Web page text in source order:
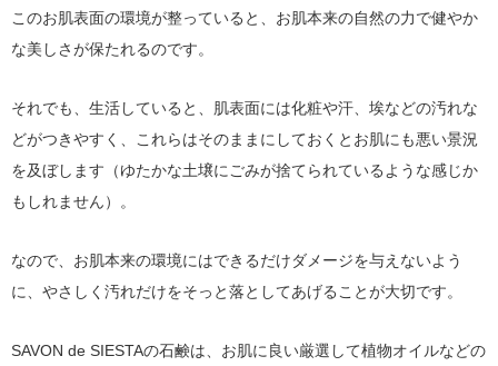
このお肌表面の環境が整っていると、お肌本来の自然の力で健やか
な美しさが保たれるのです。
それでも、生活していると、肌表面には化粧や汗、埃などの汚れな
どがつきやすく、これらはそのままにしておくとお肌にも悪い景況
を及ぼします（ゆたかな土壌にごみが捨てられているような感じか
もしれません）。
なので、お肌本来の環境にはできるだけダメージを与えないよう
に、やさしく汚れだけをそっと落としてあげることが大切です。
SAVON de SIESTAの石鹸は、お肌に良い厳選して植物オイルなどの